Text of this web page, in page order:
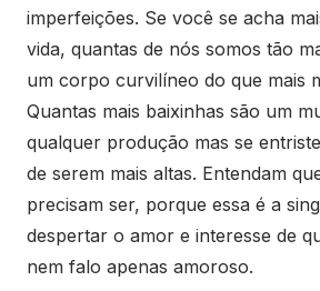
imperfeições. Se você se acha
vida, quantas de nós somos tão
um corpo curvilíneo do que mais
Quantas mais baixinhas são um
qualquer produção mas se
de serem mais altas. Entendam
precisam ser, porque essa é a
despertar o amor e interesse de
nem falo apenas amoroso.